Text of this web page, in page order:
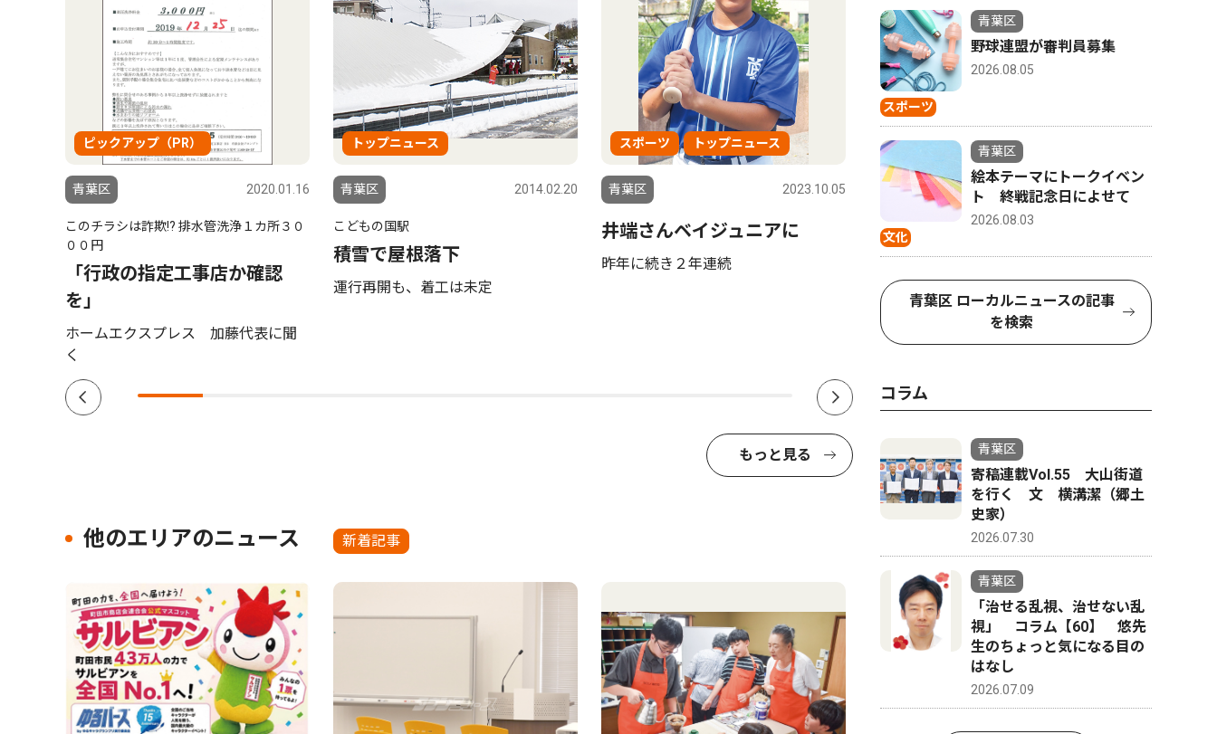
ピックアップ（PR）
青葉区 2020.01.16
このチラシは詐欺!? 排水管洗浄１カ所３０
００円
「行政の指定工事店か確認
を」
ホームエクスプレス 加藤代表に聞
く
トップニュース
青葉区 2014.02.20
こどもの国駅
積雪で屋根落下
運行再開も、着工は未定
スポーツ トップニュース
青葉区 2023.10.05
井端さんベイジュニアに
昨年に続き２年連続
社会
青葉区 2026.08.01
山中市長、パワハラ認定受け
告発職員に直接謝罪 「初め
て人権の意味を理解できた」
編・統合
１３９人
もっと見る
他のエリアのニュース 新着記事
スポーツ
青葉区
野球連盟が審判員募集
2026.08.05
文化
青葉区
絵本テーマにトークイベン
ト 終戦記念日によせて
2026.08.03
青葉区 ローカルニュースの記事
を検索
コラム
青葉区
寄稿連載Vol.55 大山街道
を行く 文 横溝潔（郷土
史家）
2026.07.30
青葉区
「治せる乱視、治せない乱
視」 コラム【60】 悠先
生のちょっと気になる目の
はなし
2026.07.09